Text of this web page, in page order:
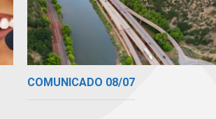
COMUNICADO 08/07